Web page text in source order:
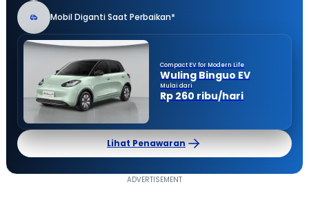
Mobil Diganti Saat Perbaikan*
Compact EV for Modern Life
Wuling Binguo EV
Mulai dari
Rp 260 ribu/hari
Lihat Penawaran